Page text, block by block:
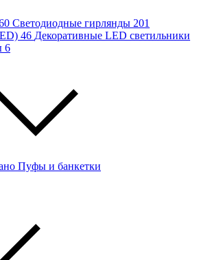
Светодиодные гирлянды 201
46 Декоративные LED светильники
6
Пуфы и банкетки